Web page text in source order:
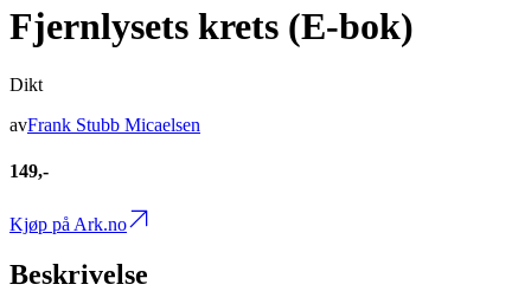
Fjernlysets krets (E-bok)
Dikt
avFrank Stubb Micaelsen
149,-
Kjøp på Ark.no
Beskrivelse